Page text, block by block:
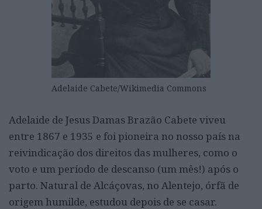
Adelaide Cabete/Wikimedia Commons
Adelaide de Jesus Damas Brazão Cabete viveu
entre 1867 e 1935 e foi pioneira no nosso país na
reivindicação dos direitos das mulheres, como o
voto e um período de descanso (um mês!) após o
parto. Natural de Alcáçovas, no Alentejo, órfã de
origem humilde, estudou depois de se casar.